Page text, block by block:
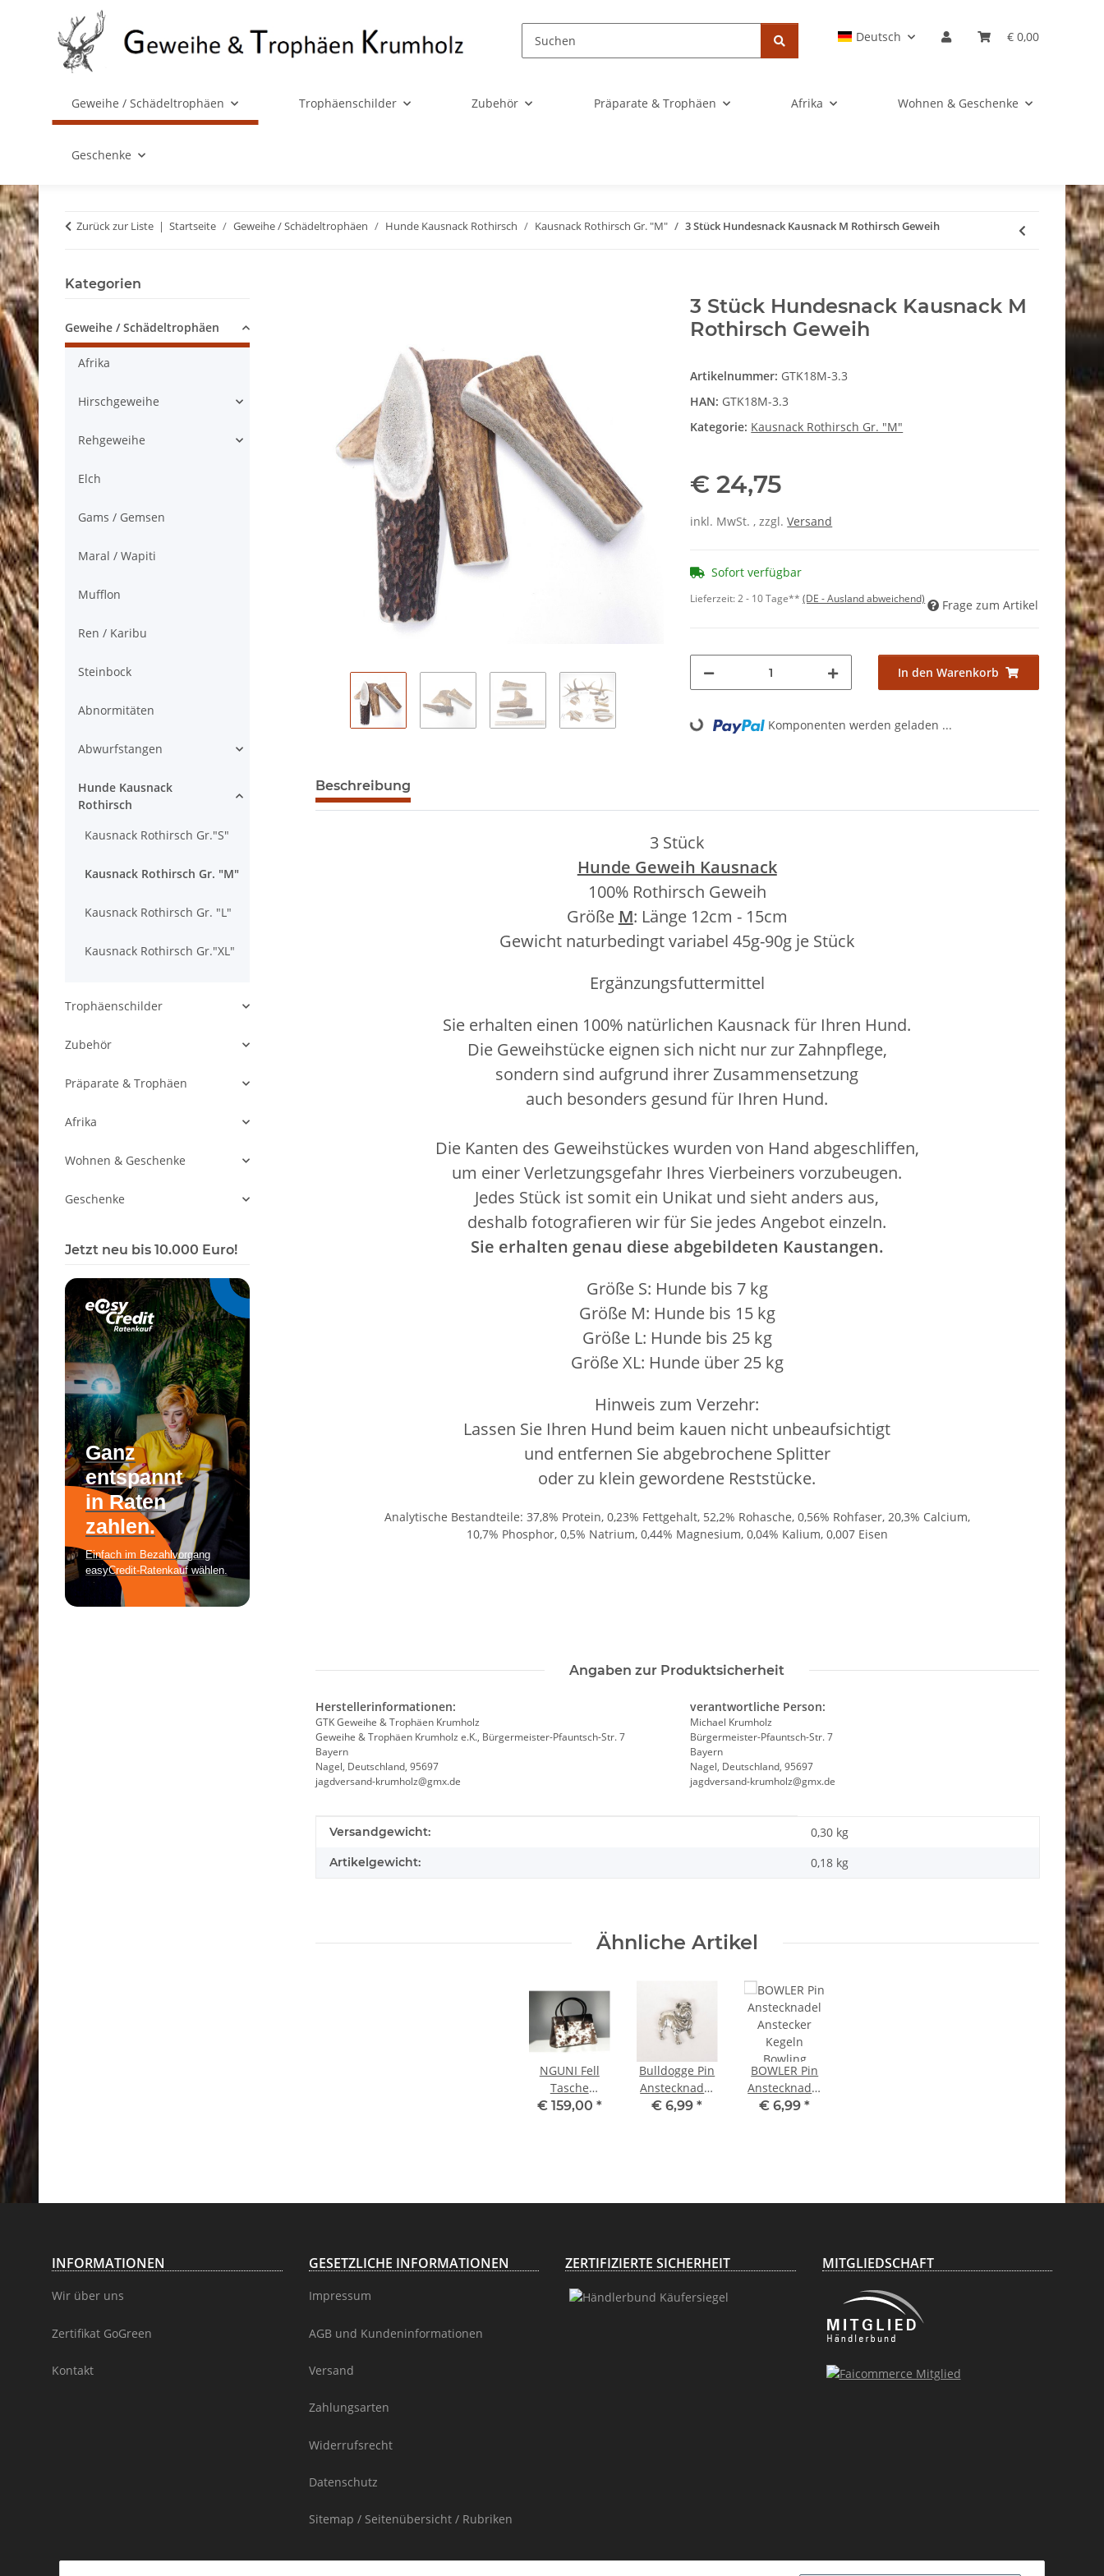
Deutsch € 0,00
Geweihe / Schädeltrophäen Trophäenschilder Zubehör Präparate & Trophäen Afrika Wohnen & Geschenke
Geschenke
Zurück zur Liste Startseite Geweihe / Schädeltrophäen Hunde Kausnack Rothirsch Kausnack Rothirsch Gr. "M" 3 Stück Hundesnack Kausnack M Rothirsch Geweih
3 Stück Hundesnack Kausnack M
Rothirsch Geweih
Artikelnummer: GTK18M-3.3
HAN: GTK18M-3.3
Kategorie: Kausnack Rothirsch Gr. "M"
€ 24,75
inkl. MwSt. , zzgl.Versand
Sofort verfügbar
Lieferzeit:2 - 10 Tage**(DE - Ausland abweichend) Frage zum Artikel
In den Warenkorb
Loading... Komponenten werden geladen ...
Beschreibung
3 Stück
Hunde Geweih Kausnack
100% Rothirsch Geweih
Größe M: Länge 12cm - 15cm
Gewicht naturbedingt variabel 45g-90g je Stück
Ergänzungsfuttermittel
Sie erhalten einen 100% natürlichen Kausnack für Ihren Hund.
Die Geweihstücke eignen sich nicht nur zur Zahnpflege,
sondern sind aufgrund ihrer Zusammensetzung
auch besonders gesund für Ihren Hund.
Die Kanten des Geweihstückes wurden von Hand abgeschliffen,
um einer Verletzungsgefahr Ihres Vierbeiners vorzubeugen.
Jedes Stück ist somit ein Unikat und sieht anders aus,
deshalb fotografieren wir für Sie jedes Angebot einzeln.
Sie erhalten genau diese abgebildeten Kaustangen.
Größe S: Hunde bis 7 kg
Größe M: Hunde bis 15 kg
Größe L: Hunde bis 25 kg
Größe XL: Hunde über 25 kg
Hinweis zum Verzehr:
Lassen Sie Ihren Hund beim kauen nicht unbeaufsichtigt
und entfernen Sie abgebrochene Splitter
oder zu klein gewordene Reststücke.
Analytische Bestandteile: 37,8% Protein, 0,23% Fettgehalt, 52,2% Rohasche, 0,56% Rohfaser, 20,3% Calcium,
10,7% Phosphor, 0,5% Natrium, 0,44% Magnesium, 0,04% Kalium, 0,007 Eisen
Angaben zur Produktsicherheit
Herstellerinformationen:
GTK Geweihe & Trophäen Krumholz
Geweihe & Trophäen Krumholz e.K., Bürgermeister-Pfauntsch-Str. 7
Bayern
Nagel, Deutschland, 95697
jagdversand-krumholz@gmx.de
verantwortliche Person:
Michael Krumholz
Bürgermeister-Pfauntsch-Str. 7
Bayern
Nagel, Deutschland, 95697
jagdversand-krumholz@gmx.de
Produkteigenschaft
Wert
Versandgewicht: 0,30 kg
Artikelgewicht: 0,18 kg
Ähnliche Artikel
NGUNI Fell
Tasche
Shopper
€ 159,00 *
Bulldogge Pin
Anstecknadel
Anstecker
€ 6,99*
BOWLER Pin
Anstecknadel
Anstecker
€ 6,99*
Kategorien
Geweihe / Schädeltrophäen
Afrika
Hirschgeweihe
Rehgeweihe
Elch
Gams / Gemsen
Maral / Wapiti
Mufflon
Ren / Karibu
Steinbock
Abnormitäten
Abwurfstangen
Hunde Kausnack
Rothirsch
Kausnack Rothirsch Gr."S"
Kausnack Rothirsch Gr. "M"
Kausnack Rothirsch Gr. "L"
Kausnack Rothirsch Gr."XL"
Trophäenschilder
Zubehör
Präparate & Trophäen
Afrika
Wohnen & Geschenke
Geschenke
Jetzt neu bis 10.000 Euro!
INFORMATIONEN
Wir über uns
Zertifikat GoGreen
Kontakt
GESETZLICHE INFORMATIONEN
Impressum
AGB und Kundeninformationen
Versand
Zahlungsarten
Widerrufsrecht
Datenschutz
Sitemap / Seitenübersicht / Rubriken
ZERTIFIZIERTE SICHERHEIT MITGLIEDSCHAFT